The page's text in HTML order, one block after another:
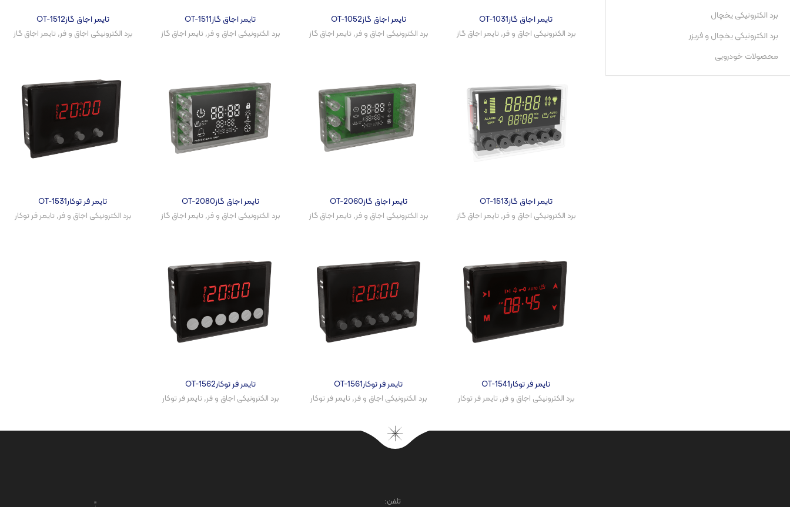
برد الکترونیکی یخچال
برد الکترونیکی یخچال و فریزر​
محصولات خودرویی
تایمر اجاق گازOT-1031
برد الکترونیکی اجاق و فر​, تایمر اجاق گاز
تایمر اجاق گازOT-1052
برد الکترونیکی اجاق و فر​, تایمر اجاق گاز
تایمر اجاق گازOT-1511
برد الکترونیکی اجاق و فر​, تایمر اجاق گاز
تایمر اجاق گازOT-1512
برد الکترونیکی اجاق و فر​, تایمر اجاق گاز
تایمر اجاق گازOT-1513
برد الکترونیکی اجاق و فر​, تایمر اجاق گاز
تایمر اجاق گازOT-2060
برد الکترونیکی اجاق و فر​, تایمر اجاق گاز
تایمر اجاق گازOT-2080
برد الکترونیکی اجاق و فر​, تایمر اجاق گاز
تایمر فر توکارOT-1531
برد الکترونیکی اجاق و فر​, تایمر فر توکار
تایمر فر توکارOT-1541
برد الکترونیکی اجاق و فر​, تایمر فر توکار
تایمر فر توکارOT-1561
برد الکترونیکی اجاق و فر​, تایمر فر توکار
تایمر فر توکارOT-1562
برد الکترونیکی اجاق و فر​, تایمر فر توکار
تلفن: